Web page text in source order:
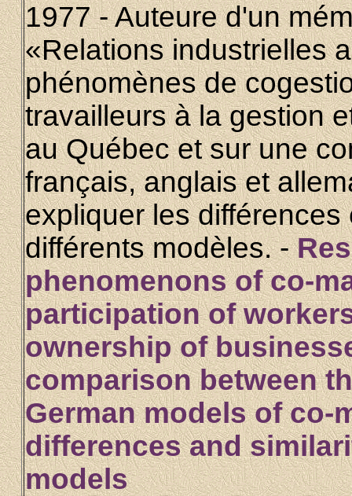
1977 - Auteure d'un
«Relations industrielles
phénomènes de
travailleurs à la gestion
au Québec et sur une
français, anglais et
expliquer les
différents modèles. -
phenomenons of co-
participation of
ownership of
comparison between
German models of co-
differences and
models